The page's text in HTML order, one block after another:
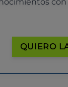
QUIERO